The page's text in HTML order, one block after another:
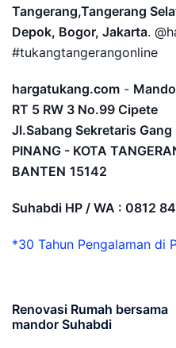
Tangerang,Tangerang
Depok, Bogor, Jakarta.
#tukangtangerangonline
hargatukang.com -
RT 5 RW 3 No.99 Cipete
Jl.Sabang Sekretaris Gang
PINANG - KOTA
BANTEN 15142
Suhabdi HP / WA : 0812
*30 Tahun Pengalaman di
Renovasi Rumah bersama
mandor Suhabdi